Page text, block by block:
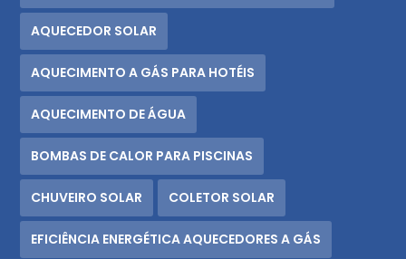
AQUECEDOR SOLAR
AQUECIMENTO A GÁS PARA HOTÉIS
AQUECIMENTO DE ÁGUA
BOMBAS DE CALOR PARA PISCINAS
CHUVEIRO SOLAR COLETOR SOLAR
EFICIÊNCIA ENERGÉTICA AQUECEDORES A GÁS